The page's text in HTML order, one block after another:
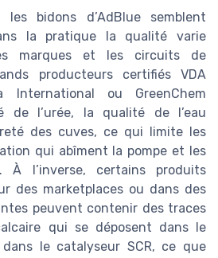
bidons d’AdBlue semblent
la pratique la qualité varie
marques et les circuits de
producteurs certifiés VDA
International ou GreenChem
de l’urée, la qualité de l’eau
des cuves, ce qui limite les
qui abîment la pompe et les
À l’inverse, certains produits
des marketplaces ou dans des
peuvent contenir des traces
qui se déposent dans le
le catalyseur SCR, ce que